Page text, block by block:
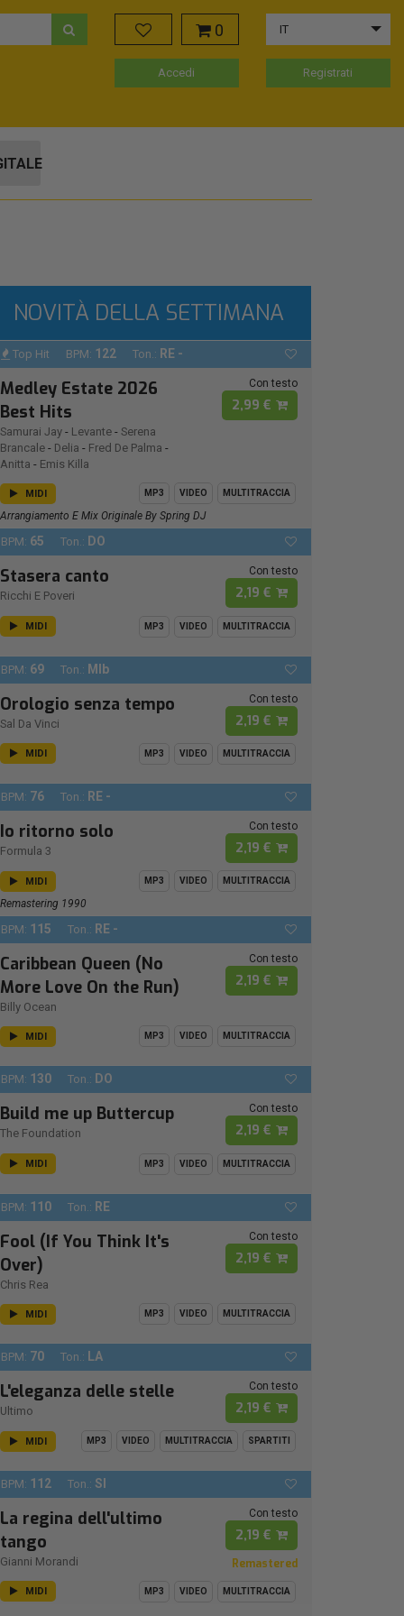
0 IT
Accedi Registrati
NOVITÀ DELLA SETTIMANA
Top Hit BPM: 122 Ton.: RE -
Medley Estate 2026
Best Hits
Samurai Jay - Levante - Serena
Brancale - Delia - Fred De Palma -
Anitta - Emis Killa
Con testo
2,99 €
MIDI MP3 VIDEO MULTITRACCIA
Arrangiamento E Mix Originale By Spring DJ
BPM: 65 Ton.: DO
Stasera canto
Ricchi E Poveri
Con testo
2,19 €
MIDI MP3 VIDEO MULTITRACCIA
BPM: 69 Ton.: MIb
Orologio senza tempo
Sal Da Vinci
Con testo
2,19 €
MIDI MP3 VIDEO MULTITRACCIA
BPM: 76 Ton.: RE -
Io ritorno solo
Formula 3
Con testo
2,19 €
MIDI MP3 VIDEO MULTITRACCIA
Remastering 1990
BPM: 115 Ton.: RE -
Caribbean Queen (No
More Love On the Run)
Billy Ocean
Con testo
2,19 €
MIDI MP3 VIDEO MULTITRACCIA
BPM: 130 Ton.: DO
Build me up Buttercup
The Foundation
Con testo
2,19 €
MIDI MP3 VIDEO MULTITRACCIA
BPM: 110 Ton.: RE
Fool (If You Think It's
Over)
Chris Rea
Con testo
2,19 €
MIDI MP3 VIDEO MULTITRACCIA
BPM: 70 Ton.: LA
L'eleganza delle stelle
Ultimo
Con testo
2,19 €
MIDI MP3 VIDEO MULTITRACCIA SPARTITI
BPM: 112 Ton.: SI
La regina dell'ultimo
tango
Gianni Morandi
Con testo
2,19 €
Remastered
MIDI MP3 VIDEO MULTITRACCIA